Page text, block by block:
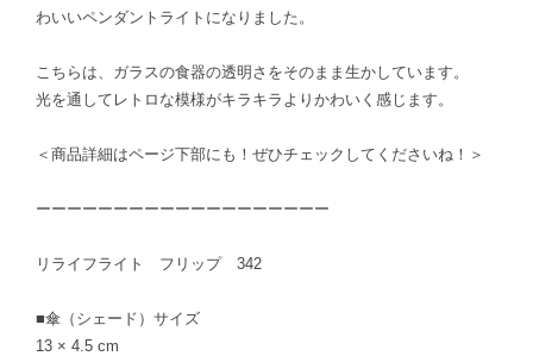
わいいペンダントライトになりました。
こちらは、ガラスの食器の透明さをそのまま生かしています。
光を通してレトロな模様がキラキラよりかわいく感じます。
＜商品詳細はページ下部にも！ぜひチェックしてくださいね！＞
ーーーーーーーーーーーーーーーーーーー
リライフライト フリップ 342
■傘（シェード）サイズ
13 × 4.5 cm